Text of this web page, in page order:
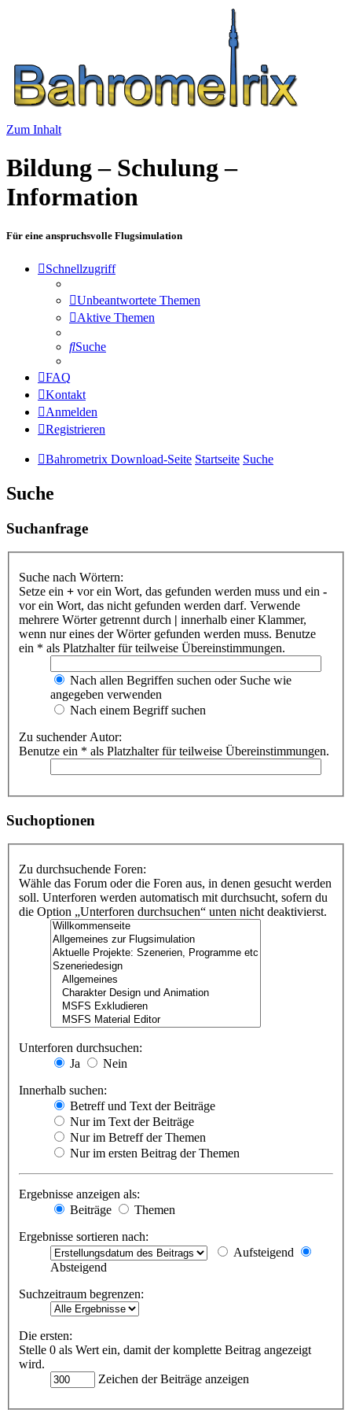
Zum Inhalt
Bildung – Schulung –
Information
Für eine anspruchsvolle Flugsimulation
Schnellzugriff
Unbeantwortete Themen
Aktive Themen
Suche
FAQ
Kontakt
Anmelden
Registrieren
Bahrometrix Download-Seite Startseite Suche
Suche
Suchanfrage
Suche nach Wörtern:
Setze ein + vor ein Wort, das gefunden werden muss und ein -
vor ein Wort, das nicht gefunden werden darf. Verwende
mehrere Wörter getrennt durch | innerhalb einer Klammer,
wenn nur eines der Wörter gefunden werden muss. Benutze
ein * als Platzhalter für teilweise Übereinstimmungen.
Nach allen Begriffen suchen oder Suche wie
angegeben verwenden
Nach einem Begriff suchen
Zu suchender Autor:
Benutze ein * als Platzhalter für teilweise Übereinstimmungen.
Suchoptionen
Zu durchsuchende Foren:
Wähle das Forum oder die Foren aus, in denen gesucht werden
soll. Unterforen werden automatisch mit durchsucht, sofern du
die Option „Unterforen durchsuchen“ unten nicht deaktivierst.
Unterforen durchsuchen:
Ja
Nein
Innerhalb suchen:
Betreff und Text der Beiträge
Nur im Text der Beiträge
Nur im Betreff der Themen
Nur im ersten Beitrag der Themen
Ergebnisse anzeigen als:
Beiträge
Themen
Ergebnisse sortieren nach:
Aufsteigend
Absteigend
Suchzeitraum begrenzen:
Die ersten:
Stelle 0 als Wert ein, damit der komplette Beitrag angezeigt
wird.
Zeichen der Beiträge anzeigen